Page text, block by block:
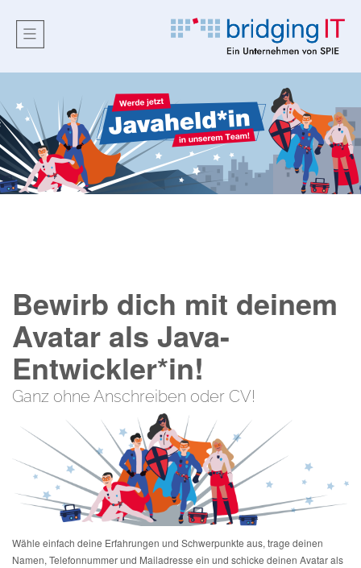
Bewirb dich mit deinem
Avatar als Java-
Entwickler*in!
Ganz ohne Anschreiben oder CV!
Wähle einfach deine Erfahrungen und Schwerpunkte aus, trage deinen
Namen, Telefonnummer und Mailadresse ein und schicke deinen Avatar als